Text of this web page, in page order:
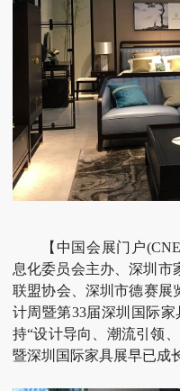
【中国会展门户
息化委员会主办、深圳市
联盟协会、深圳市德赛展
计周暨第33届深圳国际
持“设计导向、潮流引领
暨深圳国际家具展早已成